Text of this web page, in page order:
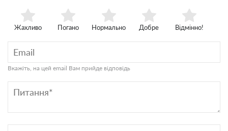
Жахливо Погано Нормально Добре Відмінно!
Вкажіть, на цей email Вам прийде відповідь